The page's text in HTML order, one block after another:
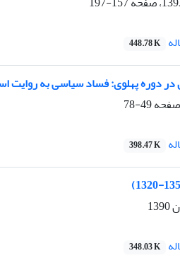
448.78 K
دوره پهلوی: فساد سیاسی به روایت
49-78
398.47 K
348.03 K